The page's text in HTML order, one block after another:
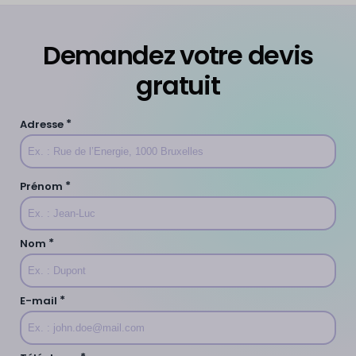
Demandez votre devis
gratuit
Adresse *
Prénom *
Nom *
E-mail *